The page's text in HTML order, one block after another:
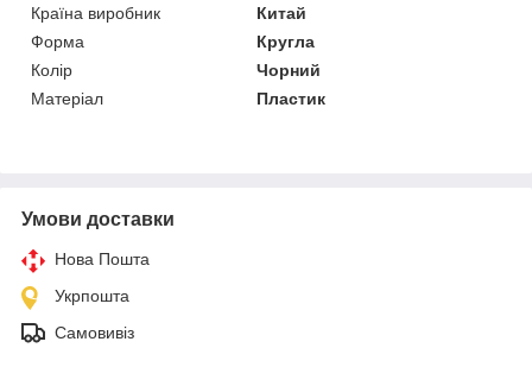
Країна виробник
Китай
Форма
Кругла
Колір
Чорний
Матеріал
Пластик
Умови доставки
Нова Пошта
Укрпошта
Самовивіз